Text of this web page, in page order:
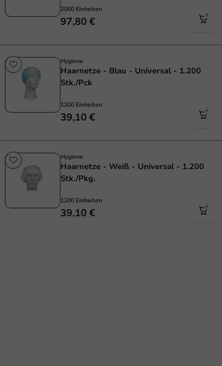
2000 Einheiten
97,80 €
Hygiene
Haarnetze - Blau - Universal - 1.200
Stk./Pck
1200 Einheiten
39,10 €
Hygiene
Haarnetze - Weiß - Universal - 1.200
Stk./Pkg.
1200 Einheiten
39,10 €